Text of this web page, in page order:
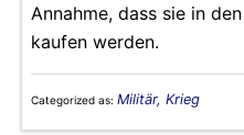
Annahme, dass sie in
kaufen werden.
Categorized as: Militär, Krieg